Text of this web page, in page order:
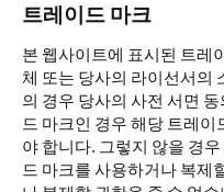
트레이드 마크
본 웹사이트에 표시된 트레
체 또는 당사의 라이선서의
의 경우 당사의 사전 서면
드 마크인 경우 해당 트레이
야 합니다. 그렇지 않을 경
드 마크를 사용하거나 복제